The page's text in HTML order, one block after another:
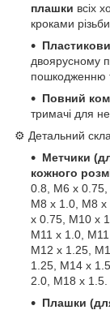
плашки всіх
кроками різьби.
двоярусному
пошкодженню
Повний
тримачі для
⚙️ Детальний
Метчики
кожного
0.8, М6 x
М8 x 1.0, М8 x
x 0.75, М10 x
М11 x 1.0,
М12 x 1.25,
1.25, М14 x
2.0, М18 x 1.5.
Плашки